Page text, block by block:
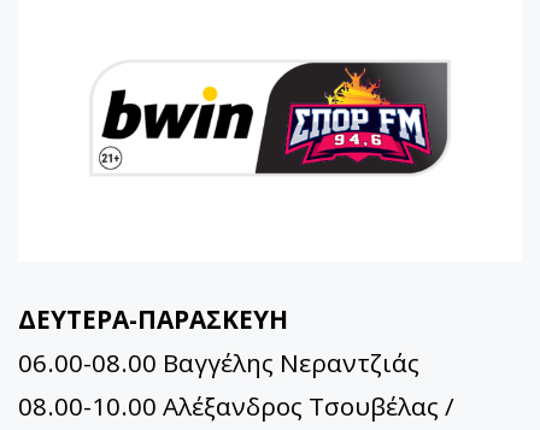
ΔΕΥΤΕΡΑ-ΠΑΡΑΣΚΕΥΗ
06.00-08.00 Βαγγέλης Νεραντζιάς
08.00-10.00 Αλέξανδρος Τσουβέλας /